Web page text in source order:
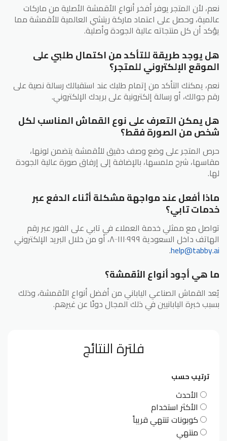
نعم، لأن المتجر يوفر أفخر أنواع الأقمشة الأصلية من ماركات
عالمية، وحصل على اعتماد ماركة ريتشي العالمية للأقمشة مما
يؤكد أن كل منتجاته عالية الجودة وأصلية.
هل يوجد طريقة للتأكد من اكتمال طلبي على
الموقع الإلكتروني للمتجر؟
نعم، يمكنك التأكد من إتمام طلبك عند استقبالك رسالة نصية على
رقم جوالك، أو رسالة إلكترونية على بريدك الإلكتروني.
هل يمكن التعرف على نوع القماش المناسب لكل
شخص من الصورة فقط؟
حرص المتجر على وضع وصف دقيق للأقمشة يتضمن لونها،
مقاسها، شرح ملمسها، بالإضافة إلى إرفاق صورة عالية الجودة
لها.
ماذا أفعل عند مواجهة مشكلة أثناء الدفع عبر
خدمات تابي؟
تواصل مع ممثلي خدمة العملاء في تابي على الفور عبر رقم
الهاتف داخل السعودية ٨٠٠١١١٠٩٩٩، أو من خلال البريد الإلكتروني
help@tabby.ai
.
ما هي أجود أنواع الأقمشة؟
يُعد القماش الصناعي الياباني من أفضل أنواع الأقمشة، وذلك
بسبب خبرة اليابانيين في ذلك المجال دونًا عن غيرهم.
فلترة النتائج
ترتيب حسب
الأحدث
الأكثر استخدام
كوبونات تنتهي قريباً
منتهي